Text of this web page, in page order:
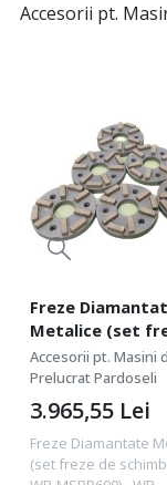
Accesorii pt.
Freze
Metalice (set
schimb pentru
MSPB600) - WP-
MSPB600-FREZE
Accesorii pt. Masini
Prelucrat Pardoseli
Freze Diamantate
(set freze de
3.965,55 Lei